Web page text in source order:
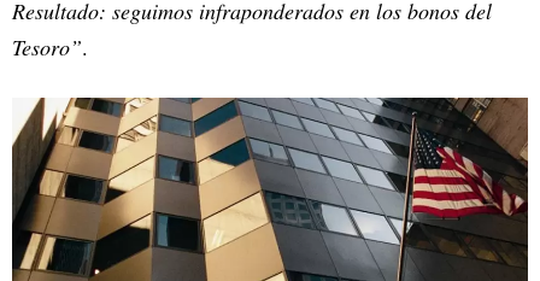
Resultado: seguimos infraponderados en los bonos del
Tesoro”.